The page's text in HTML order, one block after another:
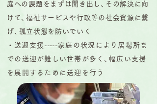
庭への課題をまずは聞き出し 、
その解決に向
けて 、福祉サービスや行政等の社会資源に繋
げ、 孤立状態を防いでいく
・ 送迎支援-----家庭の状況により居場所ま
での送迎が難しい世帯が多く 、 幅広い支援
を展開するために送迎を行う